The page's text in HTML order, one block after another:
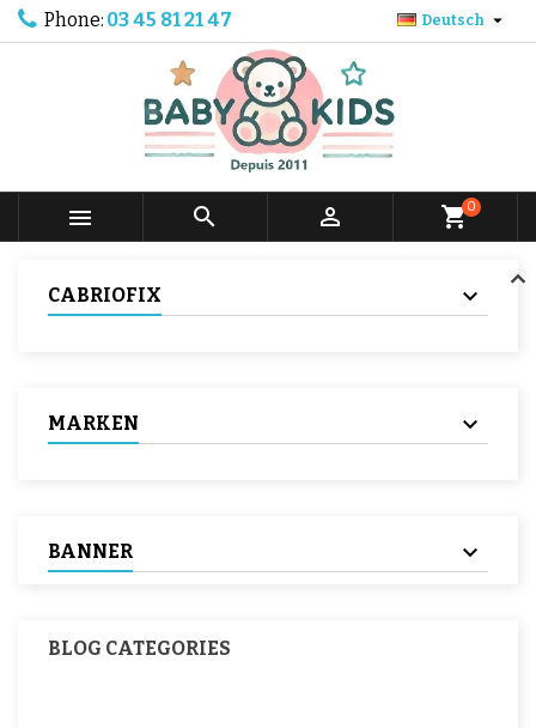
Phone: 03 45 81 21 47 Deutsch 
   shopping_cart0
CABRIOFIX
MARKEN
BANNER
BLOG CATEGORIES